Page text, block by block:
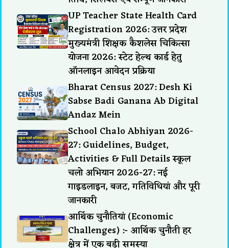
UP Teacher State Health Card
Registration 2026: उत्तर प्रदेश
मुख्यमंत्री शिक्षक कैशलेस चिकित्सा
योजना 2026: स्टेट हेल्थ कार्ड हेतु
ऑनलाइन आवेदन प्रक्रिया
Bharat Census 2027: Desh Ki
Sabse Badi Ganana Ab Digital
Andaz Mein
School Chalo Abhiyan 2026-
27: Guidelines, Budget,
Activities & Full Details स्कूल
चलो अभियान 2026-27: नई
गाइडलाइन, बजट, गतिविधियां और पूरी
जानकारी
आर्थिक चुनौतियां (Economic
Challenges) :- आर्थिक चुनौती हर
क्षेत्र में एक बड़ी समस्या